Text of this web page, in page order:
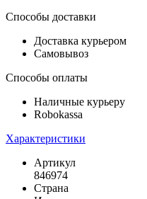
Способы доставки
Доставка курьером
Самовывоз
Способы оплаты
Наличные курьеру
Robokassa
Характеристики
Артикул
846974
Страна